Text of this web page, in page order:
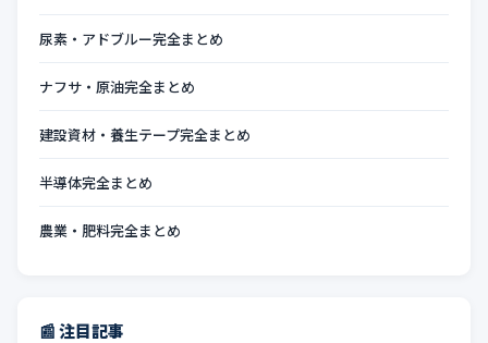
尿素・アドブルー完全まとめ
ナフサ・原油完全まとめ
建設資材・養生テープ完全まとめ
半導体完全まとめ
農業・肥料完全まとめ
📰 注目記事